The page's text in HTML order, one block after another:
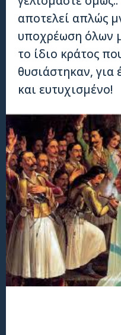
αποτελεί απλώς
υποχρέωση όλων
το ίδιο κράτος
θυσιάστηκαν, για
και ευτυχισμένο!